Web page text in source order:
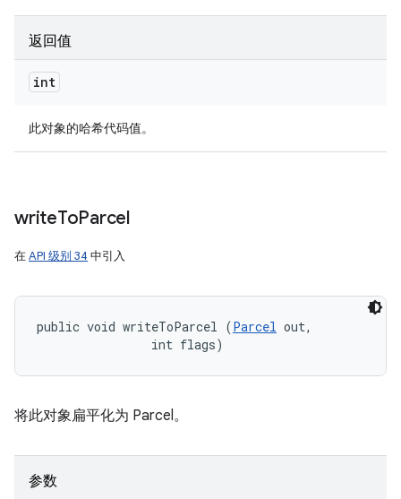
返回值
int
此对象的哈希代码值。
writeToParcel
在API 级别 34 中引入
public void writeToParcel (Parcel out,
                int flags)
将此对象扁平化为 Parcel。
参数